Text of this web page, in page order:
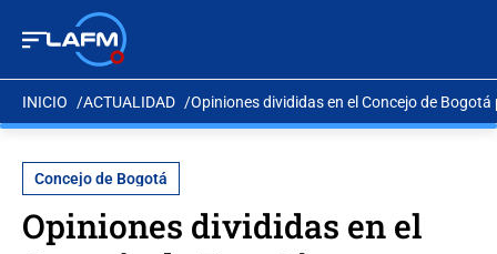
INICIO ACTUALIDAD Opiniones divididas en el Concejo de
Concejo de Bogotá
Opiniones divididas en el